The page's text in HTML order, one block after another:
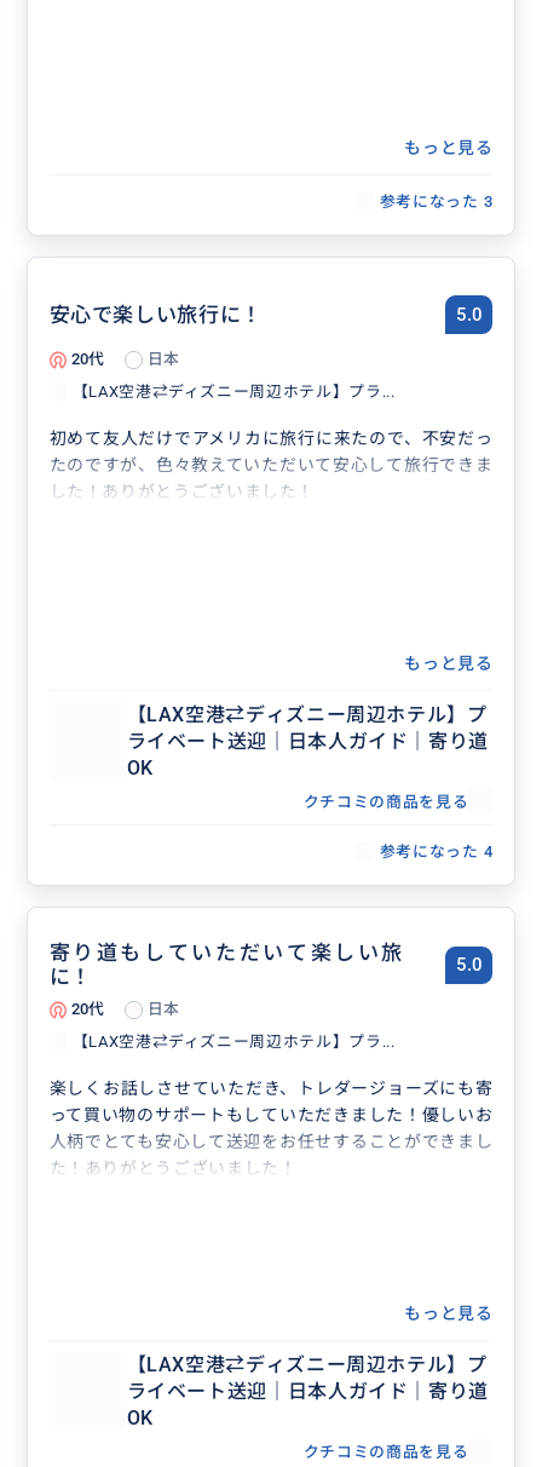
もっと見る
参考になった 3
安心で楽しい旅行に！ 5.0
20代
日本
【LAX空港⇄ディズニー周辺ホテル】プラ...
初めて友人だけでアメリカに旅行に来たので、不安だっ
たのですが、色々教えていただいて安心して旅行できま
した！ありがとうございました！
もっと見る
【LAX空港⇄ディズニー周辺ホテル】プ
ライベート送迎｜日本人ガイド｜寄り道
OK
クチコミの商品を見る
参考になった 4
寄り道もしていただいて楽しい旅
に！
5.0
20代
日本
【LAX空港⇄ディズニー周辺ホテル】プラ...
楽しくお話しさせていただき、トレダージョーズにも寄
って買い物のサポートもしていただきました！優しいお
人柄でとても安心して送迎をお任せすることができまし
た！ありがとうございました！
もっと見る
【LAX空港⇄ディズニー周辺ホテル】プ
ライベート送迎｜日本人ガイド｜寄り道
OK
クチコミの商品を見る